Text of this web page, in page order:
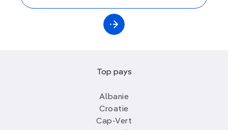
Top pays
Albanie
Croatie
Cap-Vert